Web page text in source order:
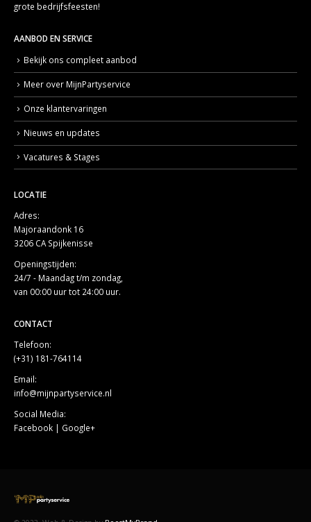
grote bedrijfsfeesten!
AANBOD EN SERVICE
Bekijk ons compleet aanbod
Meer over MijnPartyservice
Onze klantervaringen
Nieuws en updates
Vacatures & Stages
LOCATIE
Adres:
Majoraandonk 16
3206 CA Spijkenisse
Openingstijden:
24/7 - Maandag t/m zondag,
van 00:00 uur tot 24:00 uur.
CONTACT
Telefoon:
(+31) 181-764114
Email:
info@mijnpartyservice.nl
Social Media:
Facebook | Google+